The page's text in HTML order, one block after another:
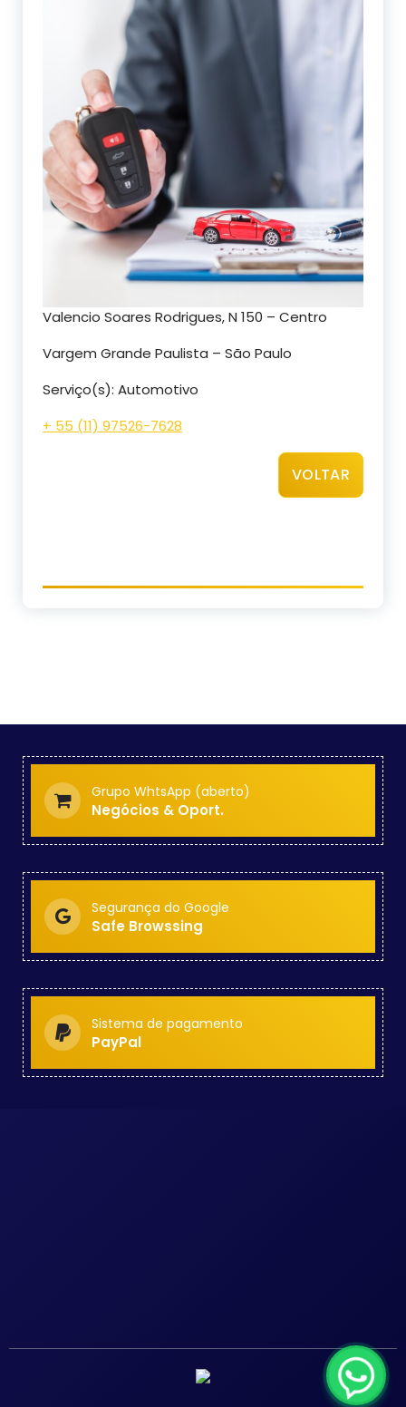
Valencio Soares Rodrigues, N 150 – Centro
Vargem Grande Paulista – São Paulo
Serviço(s): Automotivo
+ 55 (11) 97526-7628
VOLTAR
Grupo WhtsApp (aberto)
Negócios & Oport.
Segurança do Google
Safe Browssing
Sistema de pagamento
PayPal